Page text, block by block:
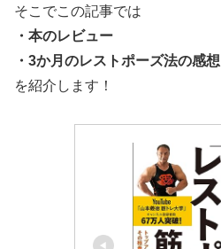
そこでこの記事では
・本のレビュー
・3か月のレストポーズ法の感想
を紹介します！